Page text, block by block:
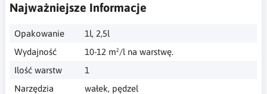
Najważniejsze Informacje
Opakowanie
1l, 2,5l
Wydajność
10-12 m²/l na warstwę.
Ilość warstw
1
Narzędzia
wałek, pędzel